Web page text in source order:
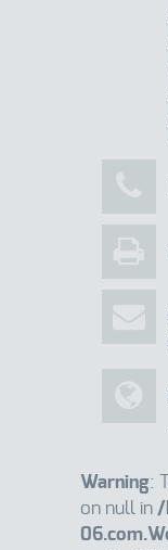
Warning:
on null in /